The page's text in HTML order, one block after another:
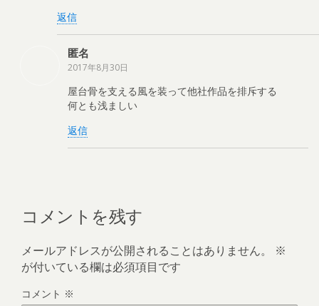
返信
匿名
2017年8月30日
屋台骨を支える風を装って他社作品を排斥する
何とも浅ましい
返信
コメントを残す
メールアドレスが公開されることはありません。
※
が付いている欄は必須項目です
コメント ※